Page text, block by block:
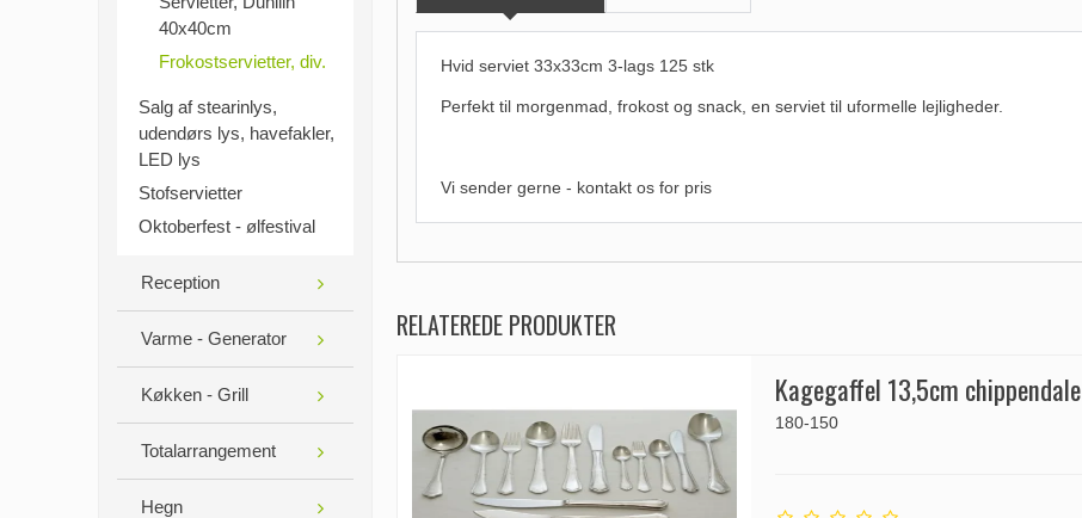
40x40cm
Frokostservietter, div.
Salg af stearinlys,
udendørs lys, havefakler,
LED lys
Stofservietter
Oktoberfest - ølfestival
Reception
Varme - Generator
Køkken - Grill
Totalarrangement
Hegn
Hvid serviet 33x33cm 3-lags 125 stk
Perfekt til morgenmad, frokost og snack, en serviet til uformelle lejligheder.
Vi sender gerne - kontakt os for pris
RELATEREDE PRODUKTER
Kagegaffel 13,5cm chippendale
180-150